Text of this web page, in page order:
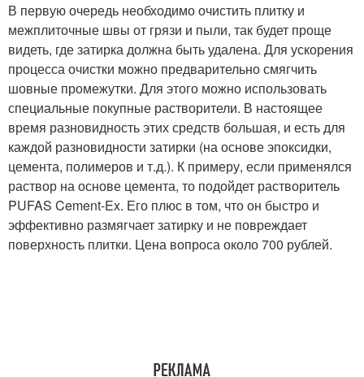
В первую очередь необходимо очистить плитку и
межплиточные швы от грязи и пыли, так будет проще
видеть, где затирка должна быть удалена. Для ускорения
процесса очистки можно предварительно смягчить
шовные промежутки. Для этого можно использовать
специальные покупные растворители. В настоящее
время разновидность этих средств большая, и есть для
каждой разновидности затирки (на основе эпоксидки,
цемента, полимеров и т.д.). К примеру, если применялся
раствор на основе цемента, то подойдет растворитель
PUFAS Cement-Ex. Его плюс в том, что он быстро и
эффективно размягчает затирку и не повреждает
поверхность плитки. Цена вопроса около 700 рублей.